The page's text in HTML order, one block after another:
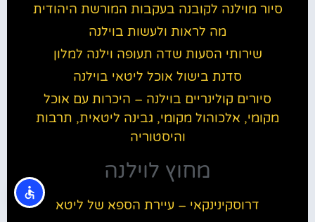
סיור מוילנה לקובנה בעקבות המורשת היהודית
מה לראות ולעשות בוילנה
שירותי הסעות שדה תעופה וילנה למלון
סדנת בישול אוכל ליטאי בוילנה
סיורים קולינריים בוילנה – היכרות עם אוכל
מקומי, אלכוהול מקומי, גבינה ליטאית, תרבות
והיסטוריה
מחוץ לוילנה
דרוסקינינקאי – עיירת הספא של ליטא